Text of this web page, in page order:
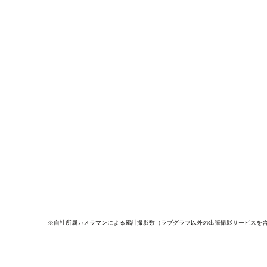
※自社所属カメラマンによる累計撮影数（ラブグラフ以外の出張撮影サービスを